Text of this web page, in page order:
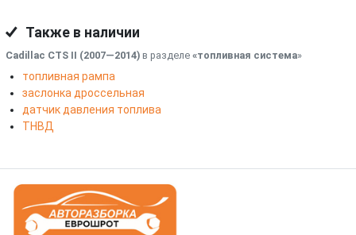
Также в наличии
Cadillac CTS II (2007—2014) в разделе «топливная система»
топливная рампа
заслонка дроссельная
датчик давления топлива
ТНВД